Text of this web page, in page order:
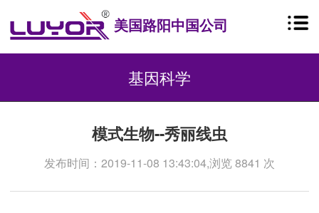
美国路阳中国公司
基因科学
模式生物--秀丽线虫
发布时间：2019-11-08 13:43:04,浏览 8841 次